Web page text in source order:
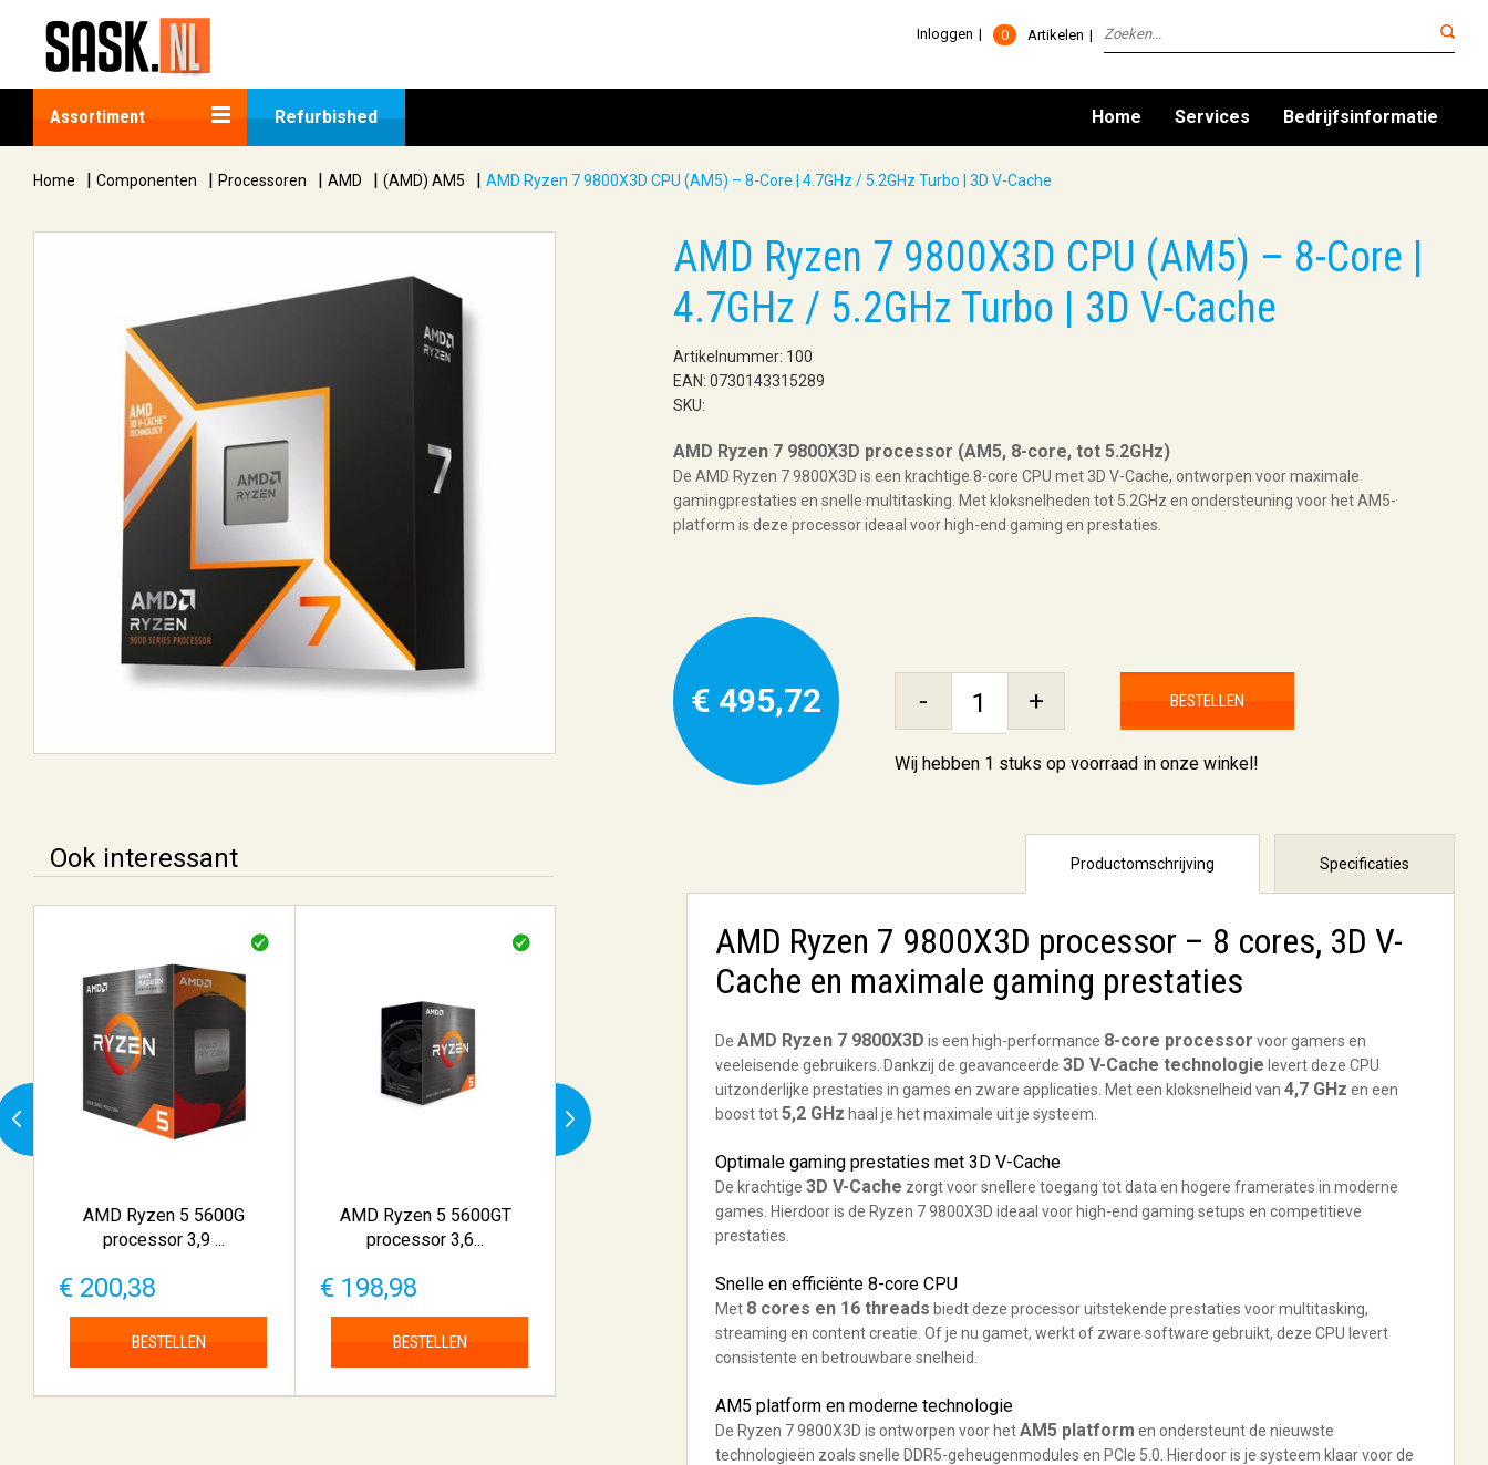
0 Artikelen
Inloggen
Assortiment Refurbished Home Services Bedrijfsinformatie
Home | Componenten | Processoren | AMD | (AMD) AM5 | AMD Ryzen 7 9800X3D CPU (AM5) – 8-Core | 4.7GHz / 5.2GHz Turbo | 3D V-Cache
AMD Ryzen 7 9800X3D CPU (AM5) – 8-Core |
4.7GHz / 5.2GHz Turbo | 3D V-Cache
Artikelnummer: 100
EAN: 0730143315289
SKU:
AMD Ryzen 7 9800X3D processor (AM5, 8-core, tot 5.2GHz)
De AMD Ryzen 7 9800X3D is een krachtige 8-core CPU met 3D V-Cache, ontworpen voor maximale
gamingprestaties en snelle multitasking. Met kloksnelheden tot 5.2GHz en ondersteuning voor het AM5-
platform is deze processor ideaal voor high-end gaming en prestaties.
€ 495,72 - + BESTELLEN
Wij hebben 1 stuks op voorraad in onze winkel!
Ook interessant
AMD Ryzen 5 5600G
processor 3,9 ...
€ 200,38
BESTELLEN
AMD Ryzen 5 5600GT
processor 3,6...
€ 198,98
BESTELLEN
AMD Ryzen 7 9800X3D
CPU (AM5) �...
BESTELLEN
Productomschrijving Specificaties
AMD Ryzen 7 9800X3D processor – 8 cores, 3D V-
Cache en maximale gaming prestaties
De AMD Ryzen 7 9800X3D is een high-performance 8-core processor voor gamers en
veeleisende gebruikers. Dankzij de geavanceerde 3D V-Cache technologie levert deze CPU
uitzonderlijke prestaties in games en zware applicaties. Met een kloksnelheid van 4,7 GHz en een
boost tot5,2 GHz haal je het maximale uit je systeem.
Optimale gaming prestaties met 3D V-Cache
De krachtige 3D V-Cache zorgt voor snellere toegang tot data en hogere framerates in moderne
games. Hierdoor is de Ryzen 7 9800X3D ideaal voor high-end gaming setups en competitieve
prestaties.
Snelle en efficiënte 8-core CPU
Met 8 cores en 16 threads biedt deze processor uitstekende prestaties voor multitasking,
streaming en content creatie. Of je nu gamet, werkt of zware software gebruikt, deze CPU levert
consistente en betrouwbare snelheid.
AM5 platform en moderne technologie
De Ryzen 7 9800X3D is ontworpen voor hetAM5 platform en ondersteunt de nieuwste
technologieën zoals snelle DDR5-geheugenmodules en PCIe 5.0. Hierdoor is je systeem klaar voor de